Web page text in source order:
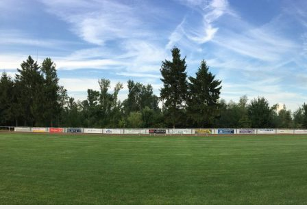
Zu
Inhalten
springen